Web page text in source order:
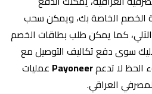
الخصم الخاصة بك، ويمكن سحب
كما يمكن طلب بطاقات الخصم
سوى دفع تكاليف التوصيل مع
لا تدعمPayoneerعمليات
العراقي.